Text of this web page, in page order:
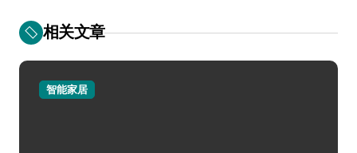
相关文章
智能家居